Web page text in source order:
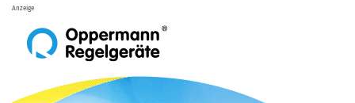
Anzeige